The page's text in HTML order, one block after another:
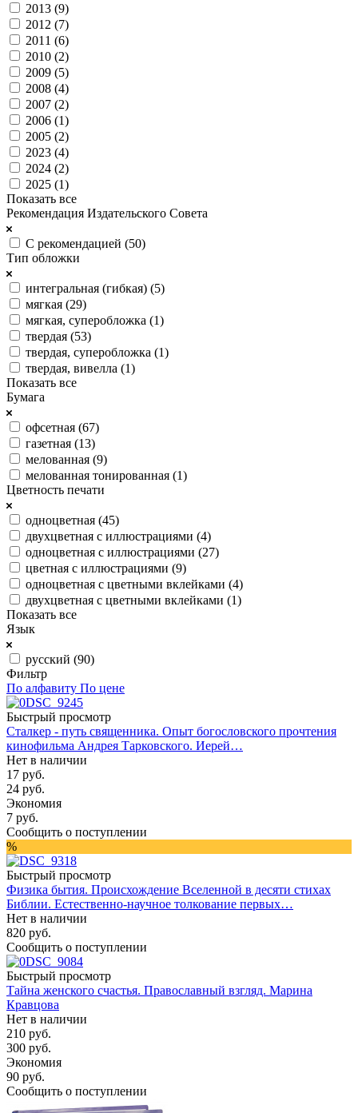
2013 (9)
2012 (7)
2011 (6)
2010 (2)
2009 (5)
2008 (4)
2007 (2)
2006 (1)
2005 (2)
2023 (4)
2024 (2)
2025 (1)
Показать все
Рекомендация Издательского Совета
С рекомендацией (50)
Тип обложки
интегральная (гибкая) (5)
мягкая (29)
мягкая, суперобложка (1)
твердая (53)
твердая, суперобложка (1)
твердая, вивелла (1)
Показать все
Бумага
офсетная (67)
газетная (13)
мелованная (9)
мелованная тонированная (1)
Цветность печати
одноцветная (45)
двухцветная с иллюстрациями (4)
одноцветная с иллюстрациями (27)
цветная с иллюстрациями (9)
одноцветная с цветными вклейками (4)
двухцветная с цветными вклейками (1)
Показать все
Язык
русский (90)
Фильтр
По алфавиту По цене
Быстрый просмотр
Сталкер - путь священника. Опыт богословского прочтения
кинофильма Андрея Тарковского. Иерей…
Нет в наличии
17 руб.
24 руб.
Экономия
7 руб.
Сообщить о поступлении
%
Быстрый просмотр
Физика бытия. Происхождение Вселенной в десяти стихах
Библии. Естественно-научное толкование первых…
Нет в наличии
820 руб.
Сообщить о поступлении
Быстрый просмотр
Тайна женского счастья. Православный взгляд. Марина
Кравцова
Нет в наличии
210 руб.
300 руб.
Экономия
90 руб.
Сообщить о поступлении